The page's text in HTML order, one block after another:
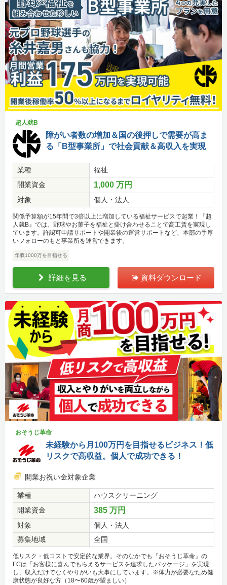
超人就B
障がい者数の増加＆国の後押しで需要が高ま
る「B型事業所」で社会貢献＆高収入を実現
業種
福祉
開業資金
1,000 万円
対象 個人・法人
関係予算額が15年間で3倍以上に増加している福祉サービスで起業！『超
人就B』では、野球やお菓子を福祉と掛け合わせることで高工賃を実現し
ています。許認可申請サポートや開業後の運営サポートなど、本部の手厚
いフォローのもと事業所を運営できます。
年収1000万を目指せる
詳細を見る 資料ダウンロード
おそうじ革命
未経験から月100万円を目指せるビジネス！低
リスクで高収益。個人で成功できる！
開業お祝い金対象企業
業種
ハウスクリーニング
開業資金
385 万円
対象
個人・法人
募集地域
全国
低リスク・低コストで安定的な業界。そのなかでも『おそうじ革命』の
FCは「お客様に喜んでもらえるサービスを追求したパッケージ」を実現
し、収入だけでなくやりがいも大事にしています。※体力が必要なため健
康状態が良好な方（18〜60歳が望ましい）